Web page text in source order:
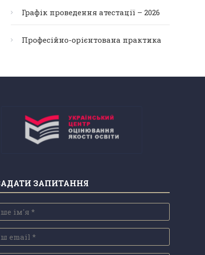
Графік проведення атестації – 2026
Професійно-орієнтована практика
ЗАПИТАННЯ